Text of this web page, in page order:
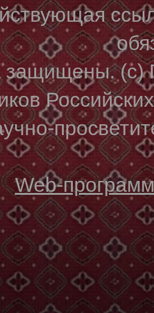
защищены. (с)
Web-